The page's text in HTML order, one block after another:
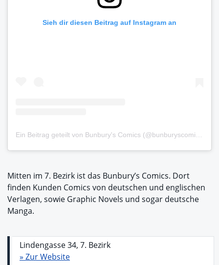
Sieh dir diesen Beitrag auf Instagram an
Ein Beitrag geteilt von Bunbury's Comics (@bunburyscomics)
Mitten im 7. Bezirk ist das Bunbury’s Comics. Dort
finden Kunden Comics von deutschen und englischen
Verlagen, sowie Graphic Novels und sogar deutsche
Manga.
Lindengasse 34, 7. Bezirk
» Zur Website